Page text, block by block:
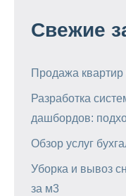
Свежие
Продажа квартир
Разработка
дашбордов:
Обзор услуг
Уборка и вывоз
за м3